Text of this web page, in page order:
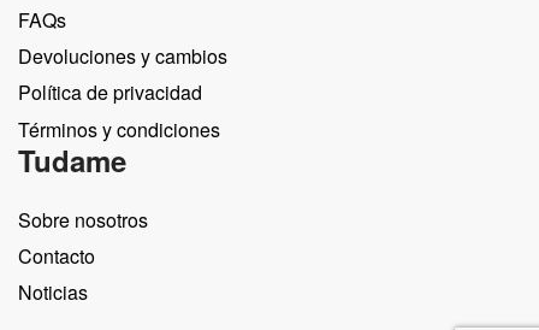
FAQs
Devoluciones y cambios
Política de privacidad
Términos y condiciones
Tudame
Sobre nosotros
Contacto
Noticias